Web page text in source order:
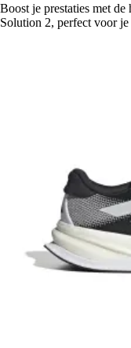
Boost je prestaties met de
Solution 2, perfect voor